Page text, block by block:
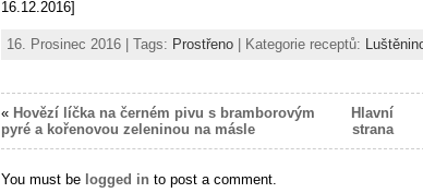
16.12.2016]
16. Prosinec 2016 | Tags: Prostřeno | Kategorie receptů:
« Hovězí líčka na černém pivu s bramborovým
pyré a kořenovou zeleninou na másle
Hlavní
strana
You must be logged in to post a comment.